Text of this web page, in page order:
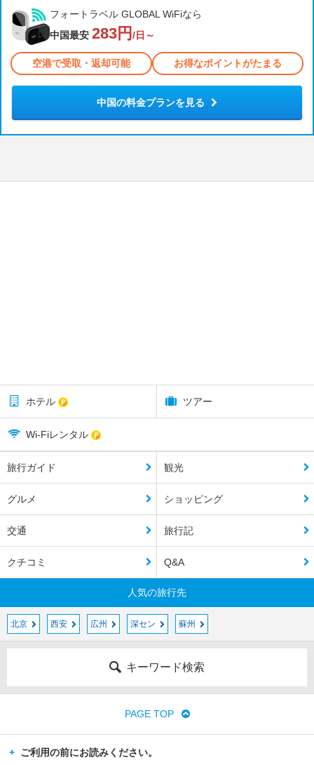
フォートラベル GLOBAL WiFiなら
中国最安 283円 /日～
空港で受取・返却可能 お得なポイントがたまる
中国の料金プランを見る
ホテル ツアー
Wi-Fiレンタル
旅行ガイド 観光
グルメ ショッピング
交通 旅行記
クチコミ Q&A
人気の旅行先
北京 西安 広州 深セン 蘇州
キーワード検索
PAGE TOP
ご利用の前にお読みください。